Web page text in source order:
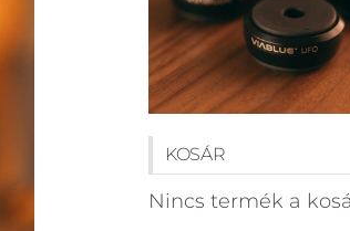
KOSÁR
Nincs termék a